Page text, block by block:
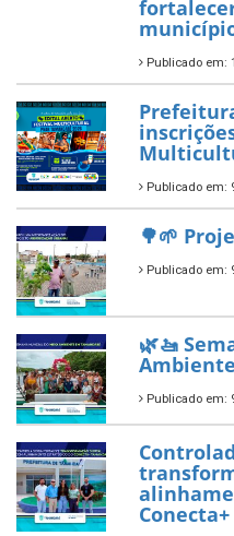
7 de
ÚLTIMAS NOTÍCIAS
segundo
reafirma
Publicado em:
novos
Publicado em: